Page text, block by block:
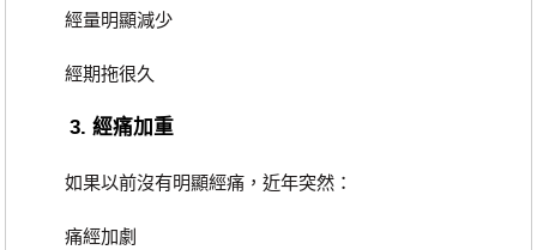
經量明顯減少
經期拖很久
3. 經痛加重
如果以前沒有明顯經痛，近年突然：
痛經加劇